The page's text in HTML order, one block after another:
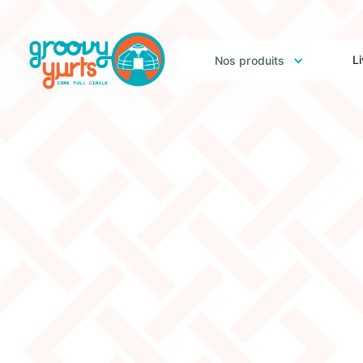
Nos produits